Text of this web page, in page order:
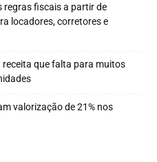
regras fiscais a partir de
locadores, corretores e
receita que falta para muitos
valorização de 21% nos